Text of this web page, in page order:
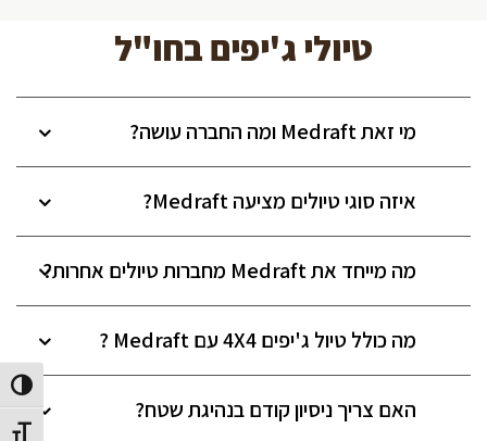
מתג
טיולי ג'יפים בחו"ל
מי זאת Medraft ומה החברה עושה?
איזה סוגי טיולים מציעה Medraft?
מה מייחד את Medraft מחברות טיולים אחרות?
מה כולל טיול ג'יפים 4X4 עם Medraft ?
האם צריך ניסיון קודם בנהיגת שטח?